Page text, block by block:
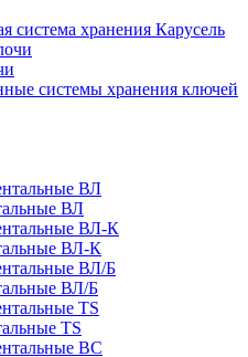
система хранения Карусель
ВЛ
ВЛ-К
ВЛ/Б
TS